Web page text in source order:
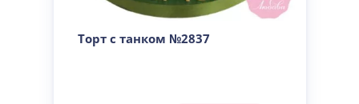
Торт с танком №2837